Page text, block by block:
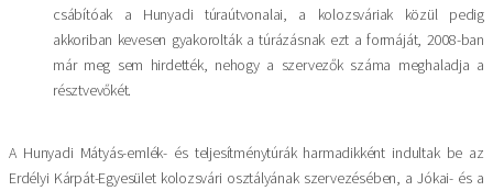
csábítóak a Hunyadi túraútvonalai, a kolozsváriak közül pedig
akkoriban kevesen gyakorolták a túrázásnak ezt a formáját, 2008-ban
már meg sem hirdették, nehogy a szervezők száma meghaladja a
résztvevőkét.
A Hunyadi Mátyás-emlék- és teljesítménytúrák harmadikként indultak be az
Erdélyi Kárpát-Egyesület kolozsvári osztályának szervezésében, a Jókai- és a